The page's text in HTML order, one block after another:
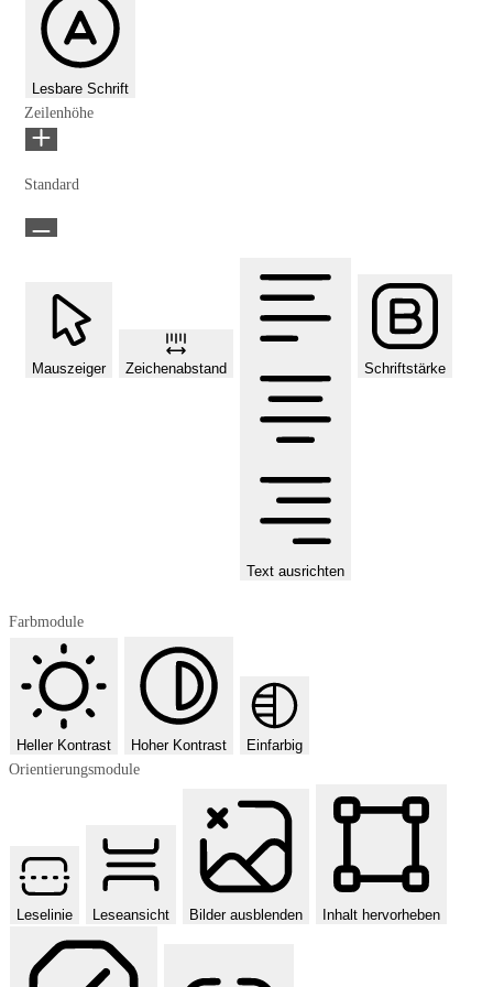
Lesbare Schrift
Zeilenhöhe
Standard
Mauszeiger Zeichenabstand
Text ausrichten
Schriftstärke
Farbmodule
Heller Kontrast Hoher Kontrast
Einfarbig
Orientierungsmodule
Leselinie Leseansicht Bilder ausblenden Inhalt hervorheben